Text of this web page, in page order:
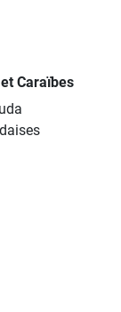
Caraïbes